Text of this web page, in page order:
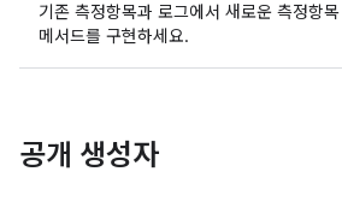
기존 측정항목과 로그에서 새로운 측정항
메서드를 구현하세요.
공개 생성자